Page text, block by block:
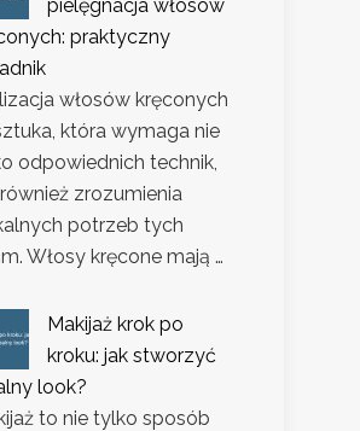
pielęgnacja włosów
praktyczny
włosów kręconych
która wymaga nie
odpowiednich technik,
zrozumienia
potrzeb tych
Włosy kręcone mają …
Makijaż krok po
kroku: jak stworzyć
look?
to nie tylko sposób